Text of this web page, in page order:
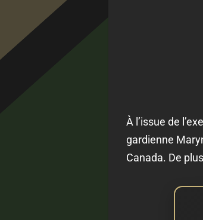
À l’issue de
gardienne
Canada. De